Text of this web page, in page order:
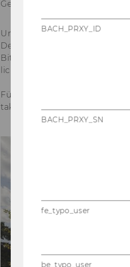
Gebäude D2, Eingang E, 1.
Un­ter­la­gen kön­nen auch in
De­part­ment Ma­nage­ments
Bitte ver­mer­ken Sie so­wohl
lich auf den Un­ter­la­gen.
Für Ter­mi­ne au­ßer­halb der
takt di­rekt über das
BACH_PRXY_ID
BACH_PRXY_SN
fe_typo_user
be_typo_user